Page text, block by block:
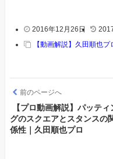
2016年12月26日
【動画解説】久田順也プ
前のページへ
【プロ動画解説】パッティ
グのスクエアとスタンスの
係性｜久田順也プロ